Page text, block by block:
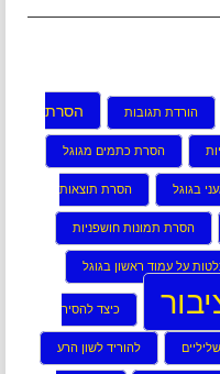
הורדת תגובות הסרת
הסרת כתמים מגוגל
בגוגל הסרת תוצאות
הסרת תמונות חושפניות
על עמוד ראשון בגוגל
כיצד להסיר
להוריד לשון הרע